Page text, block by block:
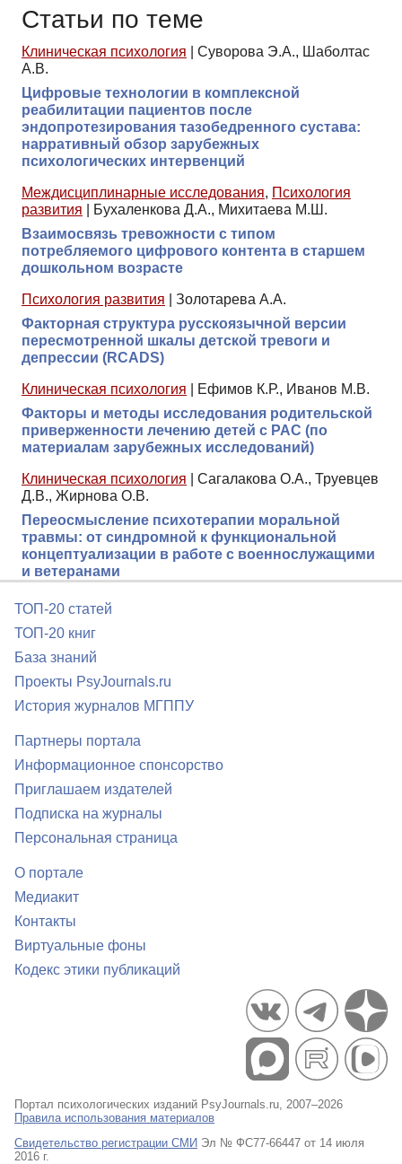
Статьи по теме
Клиническая психология
Суворова Э.А., Шаболтас
А.В.
Цифровые технологии в комплексной
реабилитации пациентов после
эндопротезирования тазобедренного сустава:
нарративный обзор зарубежных
психологических интервенций
Междисциплинарные исследования, Психология
развития
Бухаленкова Д.А., Михитаева М.Ш.
Взаимосвязь тревожности с типом
потребляемого цифрового контента в старшем
дошкольном возрасте
Психология развития
Золотарева А.А.
Факторная структура русскоязычной версии
пересмотренной шкалы детской тревоги и
депрессии (RCADS)
Клиническая психология
Ефимов К.Р., Иванов М.В.
Факторы и методы исследования родительской
приверженности лечению детей с РАС (по
материалам зарубежных исследований)
Клиническая психология
Сагалакова О.А., Труевцев
Д.В., Жирнова О.В.
Переосмысление психотерапии моральной
травмы: от синдромной к функциональной
концептуализации в работе с военнослужащими
и ветеранами
ТОП-20 статей
ТОП-20 книг
База знаний
Проекты PsyJournals.ru
История журналов МГППУ
Партнеры портала
Информационное спонсорство
Приглашаем издателей
Подписка на журналы
Персональная страница
О портале
Медиакит
Контакты
Виртуальные фоны
Кодекс этики публикаций
Портал психологических изданий PsyJournals.ru, 2007–2026
Правила использования материалов
Свидетельство регистрации СМИ Эл № ФС77-66447 от 14 июля
2016 г.